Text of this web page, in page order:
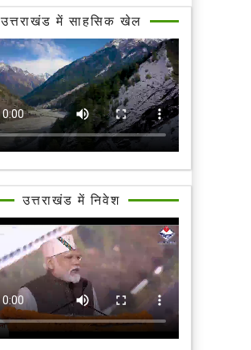
उत्तराखंड में साहसिक खेल
उत्तराखंड में निवेश